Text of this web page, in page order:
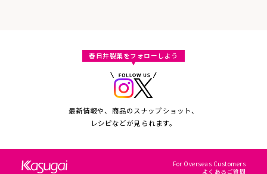
春日井製菓をフォローしよう
最新情報や、商品のスナップショット、
レシピなどが見られます。
For Overseas Customers
よくあるご質問